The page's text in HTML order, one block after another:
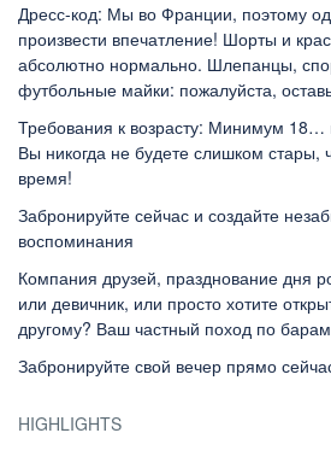
Дресс-код: Мы во Франции, поэтому
произвести впечатление! Шорты и
абсолютно нормально. Шлепанцы,
футбольные майки: пожалуйста,
Требования к возрасту: Минимум 18…
Вы никогда не будете слишком стары,
время!
Забронируйте сейчас и создайте
воспоминания
Компания друзей, празднование дня
или девичник, или просто хотите
другому? Ваш частный поход по
Забронируйте свой вечер прямо
HIGHLIGHTS